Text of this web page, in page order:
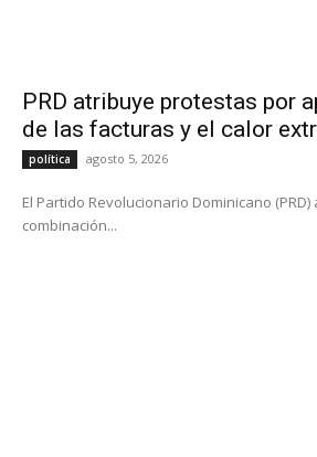
PRD atribuye protestas por
de las facturas y el calor
política agosto 5, 2026
El Partido Revolucionario Dominicano
combinación...